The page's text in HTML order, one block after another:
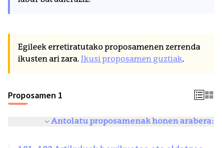
Egileek erretiratutako proposamenen zerrenda
ikusten ari zara. Ikusi proposamen guztiak.
Proposamen 1
Antolatu proposamenak honen arabera: